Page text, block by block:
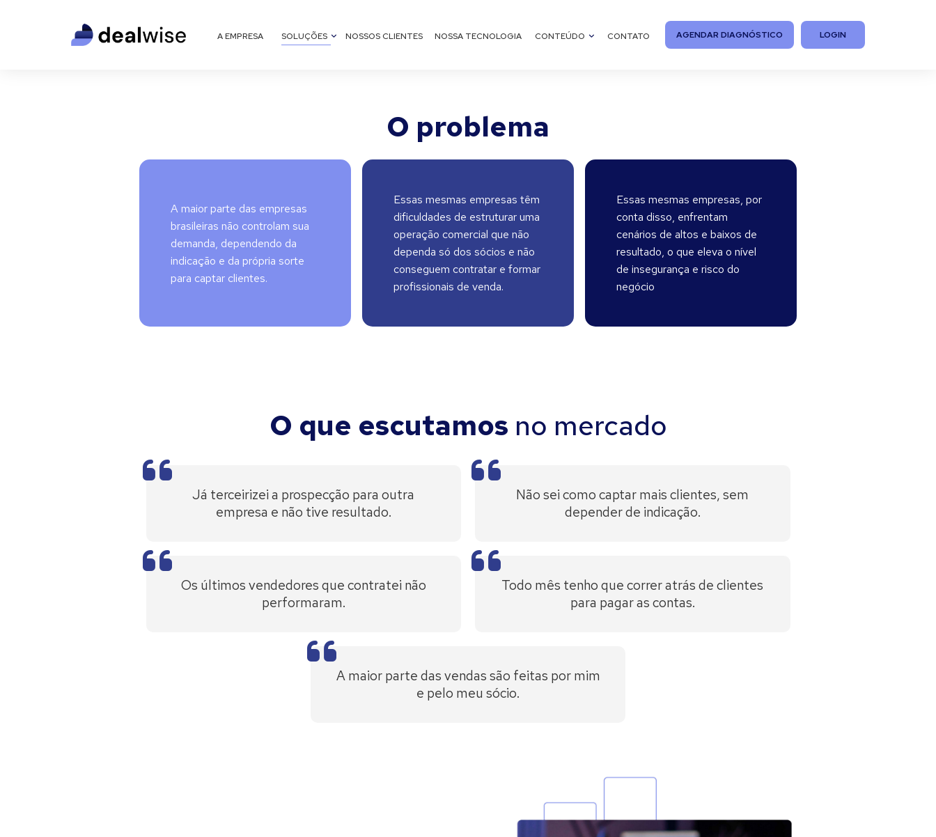
A EMPRESA SOLUÇÕES NOSSOS CLIENTES NOSSA TECNOLOGIA CONTEÚDO CONTATO AGENDAR DIAGNÓSTICO LOGIN
O problema
A maior parte das empresas
brasileiras não controlam sua
demanda, dependendo da
indicação e da própria sorte
para captar clientes.
Essas mesmas empresas têm
dificuldades de estruturar uma
operação comercial que não
dependa só dos sócios e não
conseguem contratar e formar
profissionais de venda.
Essas mesmas empresas, por
conta disso, enfrentam
cenários de altos e baixos de
resultado, o que eleva o nível
de insegurança e risco do
negócio
O que escutamos no mercado
Já terceirizei a prospecção para outra
empresa e não tive resultado.
Não sei como captar mais clientes, sem
depender de indicação.
Os últimos vendedores que contratei não
performaram.
Todo mês tenho que correr atrás de clientes
para pagar as contas.
A maior parte das vendas são feitas por mim
e pelo meu sócio.